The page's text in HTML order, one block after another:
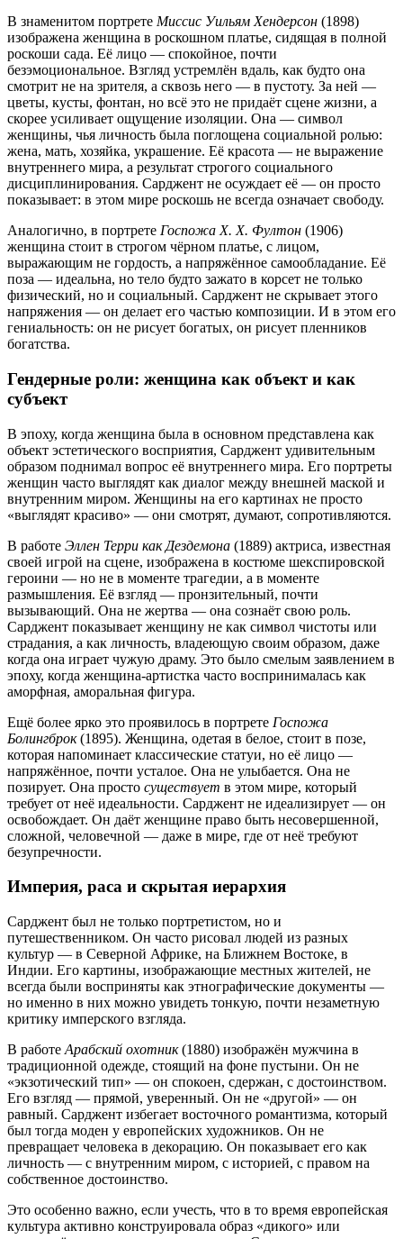
В знаменитом портрете Миссис Уильям Хендерсон (1898)
изображена женщина в роскошном платье, сидящая в полной
роскоши сада. Её лицо — спокойное, почти
безэмоциональное. Взгляд устремлён вдаль, как будто она
смотрит не на зрителя, а сквозь него — в пустоту. За ней —
цветы, кусты, фонтан, но всё это не придаёт сцене жизни, а
скорее усиливает ощущение изоляции. Она — символ
женщины, чья личность была поглощена социальной ролью:
жена, мать, хозяйка, украшение. Её красота — не выражение
внутреннего мира, а результат строгого социального
дисциплинирования. Сарджент не осуждает её — он просто
показывает: в этом мире роскошь не всегда означает свободу.
Аналогично, в портрете Госпожа Х. Х. Фултон (1906)
женщина стоит в строгом чёрном платье, с лицом,
выражающим не гордость, а напряжённое самообладание. Её
поза — идеальна, но тело будто зажато в корсет не только
физический, но и социальный. Сарджент не скрывает этого
напряжения — он делает его частью композиции. И в этом его
гениальность: он не рисует богатых, он рисует пленников
богатства.
Гендерные роли: женщина как объект и как
субъект
В эпоху, когда женщина была в основном представлена как
объект эстетического восприятия, Сарджент удивительным
образом поднимал вопрос её внутреннего мира. Его портреты
женщин часто выглядят как диалог между внешней маской и
внутренним миром. Женщины на его картинах не просто
«выглядят красиво» — они смотрят, думают, сопротивляются.
В работе Эллен Терри как Дездемона (1889) актриса, известная
своей игрой на сцене, изображена в костюме шекспировской
героини — но не в моменте трагедии, а в моменте
размышления. Её взгляд — пронзительный, почти
вызывающий. Она не жертва — она сознаёт свою роль.
Сарджент показывает женщину не как символ чистоты или
страдания, а как личность, владеющую своим образом, даже
когда она играет чужую драму. Это было смелым заявлением в
эпоху, когда женщина-артистка часто воспринималась как
аморфная, аморальная фигура.
Ещё более ярко это проявилось в портрете Госпожа
Болингброк(1895). Женщина, одетая в белое, стоит в позе,
которая напоминает классические статуи, но её лицо —
напряжённое, почти усталое. Она не улыбается. Она не
позирует. Она просто существует в этом мире, который
требует от неё идеальности. Сарджент не идеализирует — он
освобождает. Он даёт женщине право быть несовершенной,
сложной, человечной — даже в мире, где от неё требуют
безупречности.
Империя, раса и скрытая иерархия
Сарджент был не только портретистом, но и
путешественником. Он часто рисовал людей из разных
культур — в Северной Африке, на Ближнем Востоке, в
Индии. Его картины, изображающие местных жителей, не
всегда были восприняты как этнографические документы —
но именно в них можно увидеть тонкую, почти незаметную
критику имперского взгляда.
В работе Арабский охотник(1880) изображён мужчина в
традиционной одежде, стоящий на фоне пустыни. Он не
«экзотический тип» — он спокоен, сдержан, с достоинством.
Его взгляд — прямой, уверенный. Он не «другой» — он
равный. Сарджент избегает восточного романтизма, который
был тогда моден у европейских художников. Он не
превращает человека в декорацию. Он показывает его как
личность — с внутренним миром, с историей, с правом на
собственное достоинство.
Это особенно важно, если учесть, что в то время европейская
культура активно конструировала образ «дикого» или